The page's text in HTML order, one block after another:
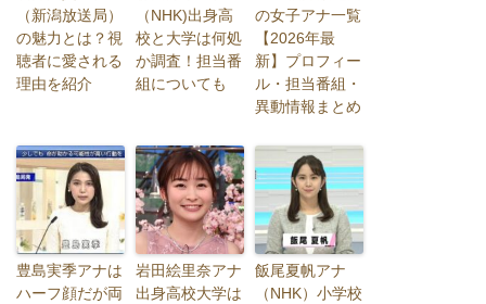
（新潟放送局）
の魅力とは？視
聴者に愛される
理由を紹介
（NHK)出身高
校と大学は何処
か調査！担当番
組についても
の女子アナ一覧
【2026年最
新】プロフィー
ル・担当番組・
異動情報まとめ
豊島実季アナは
ハーフ顔だが両
岩田絵里奈アナ
出身高校大学は
飯尾夏帆アナ
（NHK）小学校